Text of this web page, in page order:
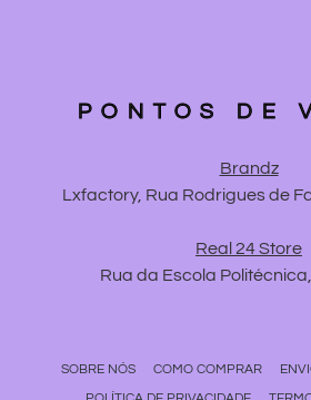
PONTOS DE
Brandz
Lxfactory, Rua Rodrigues de
Real 24 Store
Rua da Escola
SOBRE NÓS COMO COMPRAR